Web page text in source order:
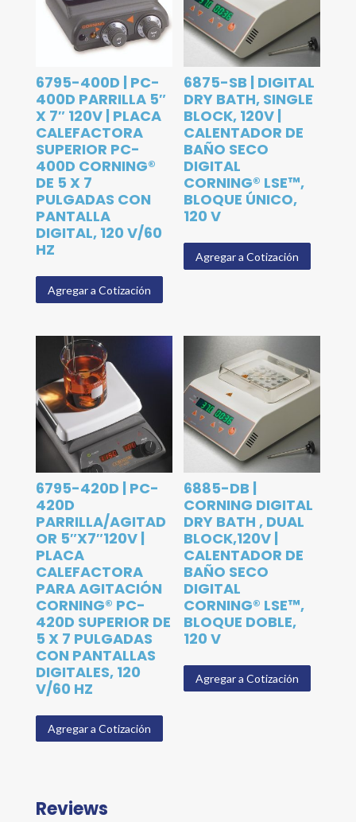
6795-400D | PC-
400D PARRILLA 5″
X 7″ 120V | PLACA
CALEFACTORA
SUPERIOR PC-
400D CORNING®
DE 5 X 7
PULGADAS CON
PANTALLA
DIGITAL, 120 V/60
HZ
Agregar a Cotización
6875-SB | DIGITAL
DRY BATH, SINGLE
BLOCK, 120V |
CALENTADOR DE
BAÑO SECO
DIGITAL
CORNING® LSE™,
BLOQUE ÚNICO,
120 V
Agregar a Cotización
6795-420D | PC-
420D
PARRILLA/AGITAD
OR 5″X7″120V |
PLACA
CALEFACTORA
PARA AGITACIÓN
CORNING® PC-
420D SUPERIOR DE
5 X 7 PULGADAS
CON PANTALLAS
DIGITALES, 120
V/60 HZ
Agregar a Cotización
6885-DB |
CORNING DIGITAL
DRY BATH , DUAL
BLOCK,120V |
CALENTADOR DE
BAÑO SECO
DIGITAL
CORNING® LSE™,
BLOQUE DOBLE,
120 V
Agregar a Cotización
Reviews